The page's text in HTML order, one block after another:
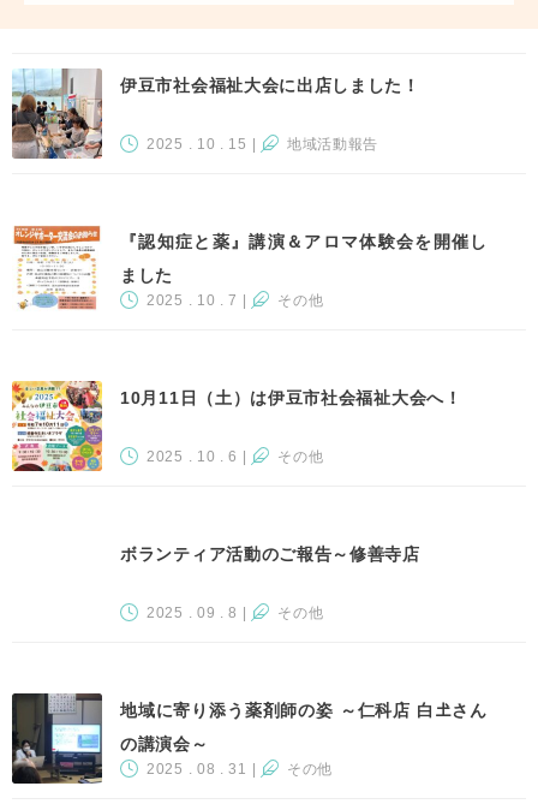
伊豆市社会福祉大会に出店しました！
2025 . 10 . 15 地域活動報告
『認知症と薬』講演＆アロマ体験会を開催し
ました
2025 . 10 . 7 その他
10月11日（土）は伊豆市社会福祉大会へ！
2025 . 10 . 6 その他
ボランティア活動のご報告～修善寺店
2025 . 09 . 8 その他
地域に寄り添う薬剤師の姿 ～仁科店 白𡈽さん
の講演会～
2025 . 08 . 31 その他